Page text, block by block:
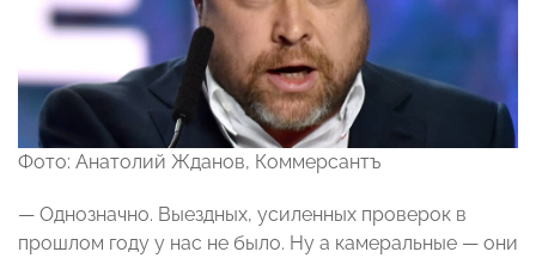
Фото: Анатолий Жданов, Коммерсантъ
— Однозначно. Выездных, усиленных проверок в
прошлом году у нас не было. Ну а камеральные — они